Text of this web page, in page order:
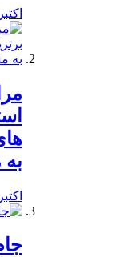
اکتبر 17, 2019
اکتبر 16, 2019